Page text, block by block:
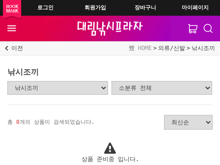
로그인 회원가입 장바구니 마이페이지
이전 HOME 의류/신발 낚시조끼
낚시조끼
총 0개의 상품이 검색되었습니다.
상품 준비중 입니다.